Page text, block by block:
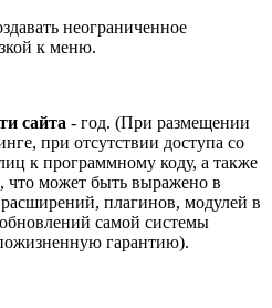
неограниченное
к меню.
сайта - год. (При размещении
при отсутствии доступа со
к программному коду, а также
что может быть выражено в
плагинов, модулей в
самой системы
гарантию).